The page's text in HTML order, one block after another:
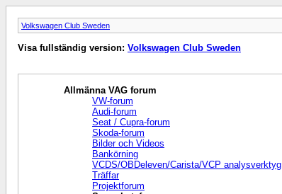
Volkswagen Club Sweden
Visa fullständig version: Volkswagen Club Sweden
Allmänna VAG forum
VW-forum
Audi-forum
Seat / Cupra-forum
Skoda-forum
Bilder och Videos
Bankörning
VCDS/OBDeleven/Carista/VCP analysverktyg
Träffar
Projektforum